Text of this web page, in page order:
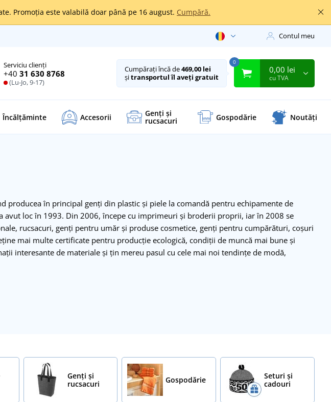
Promoția este valabilă doar până pe 16 august. Cumpără.
Contul meu
Serviciu clienți
+40 31 630 8768
(Lu-Jo, 9-17)
Cumpărați încă de469,00 lei
șitransportul îl aveți gratuit
0
0,00 lei
cu TVA
Încălţăminte Accesorii Genți și
rucsacuri Gospodărie Noutăți
producea în principal genți din plastic și piele la comandă pentru echipamente de
avut loc în 1993. Din 2006, începe cu imprimeuri și broderii proprii, iar în 2008 se
rucsacuri, genți pentru umăr și produse cosmetice, genți pentru cumpărături, coșuri
mai multe certificate pentru producție ecologică, condiții de muncă mai bune și
interesante de materiale și țin mereu pasul cu cele mai noi tendințe de modă,
Genți și
rucsacuri
Gospodărie
Seturi și
cadouri